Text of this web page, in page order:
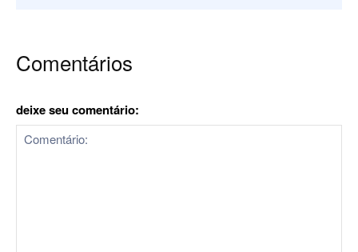
Comentários
deixe seu comentário: